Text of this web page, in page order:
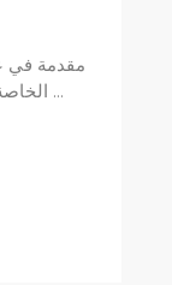
مقدمة في
الخاصة من أكبر التحديات التي تواجه الأنظمة ...